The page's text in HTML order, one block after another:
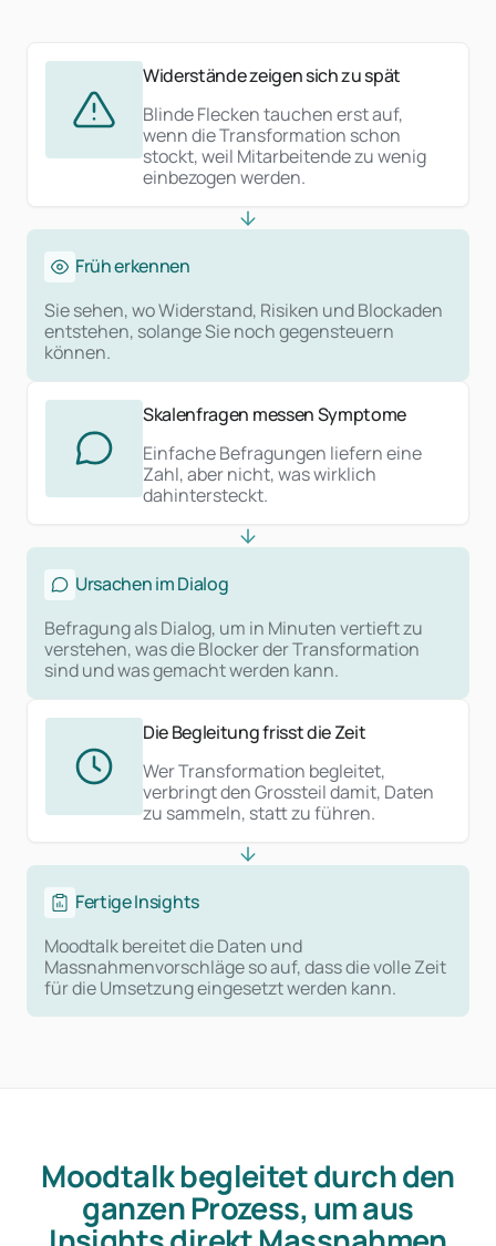
Widerstände zeigen sich zu spät
Blinde Flecken tauchen erst auf,
wenn die Transformation schon
stockt, weil Mitarbeitende zu wenig
einbezogen werden.
Früh erkennen
Sie sehen, wo Widerstand, Risiken und Blockaden
entstehen, solange Sie noch gegensteuern
können.
Skalenfragen messen Symptome
Einfache Befragungen liefern eine
Zahl, aber nicht, was wirklich
dahintersteckt.
Ursachen im Dialog
Befragung als Dialog, um in Minuten vertieft zu
verstehen, was die Blocker der Transformation
sind und was gemacht werden kann.
Die Begleitung frisst die Zeit
Wer Transformation begleitet,
verbringt den Grossteil damit, Daten
zu sammeln, statt zu führen.
Fertige Insights
Moodtalk bereitet die Daten und
Massnahmenvorschläge so auf, dass die volle Zeit
für die Umsetzung eingesetzt werden kann.
Moodtalk begleitet durch den
ganzen Prozess, um aus